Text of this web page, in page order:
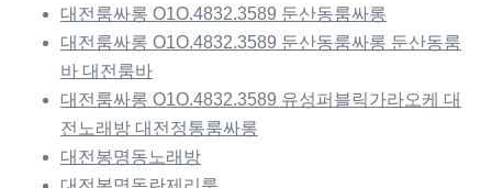
대전룸싸롱 O1O.4832.3589 둔산동룸싸롱
대전룸싸롱 O1O.4832.3589 둔산동룸싸롱 둔산동룸
바 대전룸바
대전룸싸롱 O1O.4832.3589 유성퍼블릭가라오케 대
전노래방 대전정통룸싸롱
대전봉명동노래방